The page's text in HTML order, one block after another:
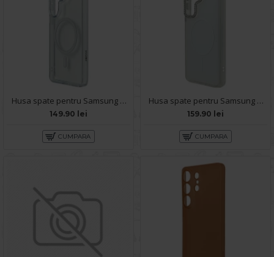
Husa spate pentru Samsung Galaxy S26 Ultra Remax Cristal - Transparent
149.90 lei
CUMPARA
Husa spate pentru Samsung Galaxy S26 Ultra Syro Magsafe - Alb/Semitransparent
159.90 lei
CUMPARA